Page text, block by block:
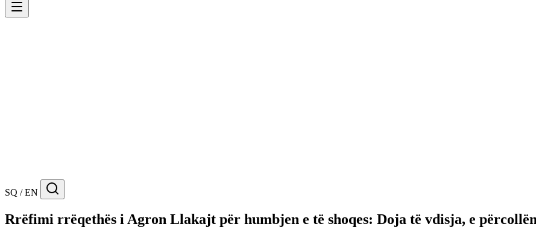
SQ / EN
Rrëfimi rrëqethës i Agron Llakajt për humbjen e të shoqes: Doja të vdisja, e